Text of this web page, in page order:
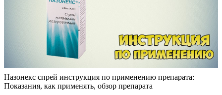
Назонекс спрей инструкция по применению препарата:
Показания, как применять, обзор препарата